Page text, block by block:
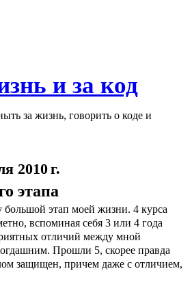
и за код
за жизнь, говорить о коде и
2010 г.
этапа
этап моей жизни. 4 курса
вспоминая себя 3 или 4 года
отличий между мной
Прошли 5, скорее правда
защищен, причем даже с отличием,